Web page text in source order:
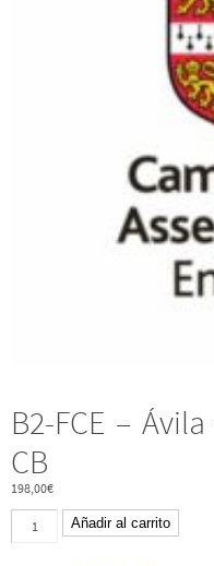
B2-FCE –
CB
198,00€
B2-
-
Añadir al carrito